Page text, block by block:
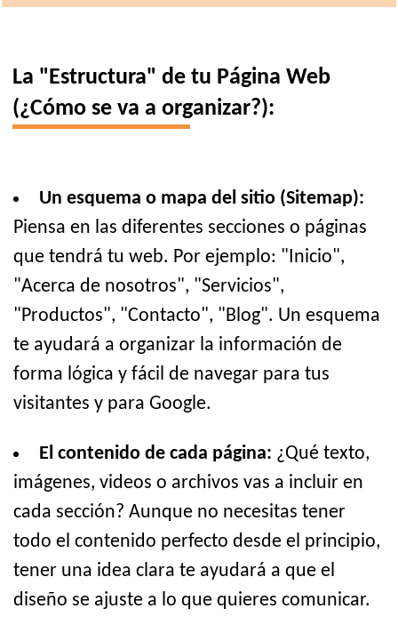
La "Estructura" de tu Página Web
(¿Cómo se va a organizar?):
Un esquema o mapa del sitio (Sitemap):
Piensa en las diferentes secciones o páginas
que tendrá tu web. Por ejemplo: "Inicio",
"Acerca de nosotros", "Servicios",
"Productos", "Contacto", "Blog". Un esquema
te ayudará a organizar la información de
forma lógica y fácil de navegar para tus
visitantes y para Google.
El contenido de cada página: ¿Qué texto,
imágenes, videos o archivos vas a incluir en
cada sección? Aunque no necesitas tener
todo el contenido perfecto desde el principio,
tener una idea clara te ayudará a que el
diseño se ajuste a lo que quieres comunicar.